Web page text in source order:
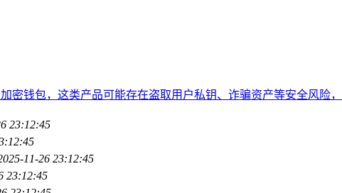
密钱包，这类产品可能存在盗取用户私钥、诈骗资产等安全风险
23:12:45
11-26 23:12:45
23:12:45